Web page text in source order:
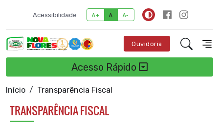
Acessibilidade A+ A A-
Ouvidoria
Acesso Rápido
Início Transparência Fiscal
TRANSPARÊNCIA FISCAL